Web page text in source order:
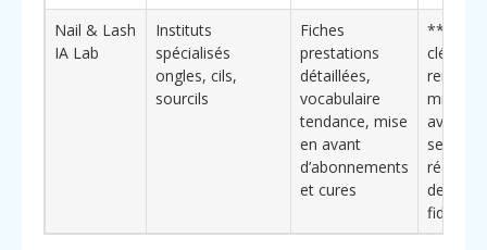
Nail & Lash
IA Lab
Instituts
spécialisés
ongles, cils,
sourcils
Fiches
prestations
détaillées,
vocabulaire
tendance, mise
en avant
d’abonnements
et cures
clé :**
mise en
avant
services
des